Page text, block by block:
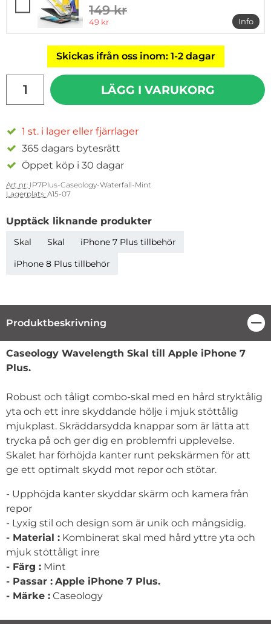
tidigare pris
149 kr
rea pris
49 kr
Info
mer
Skickas ifrån oss inom: 1-2 dagar
LÄGG I VARUKORG
1 st. i lager eller fjärrlager
365 dagars bytesrätt
Öppet köp i 30 dagar
Art nr: IP7Plus-Caseology-Waterfall-Mint
Lagerplats: A15-07
Upptäck liknande produkter
Skal Skal
iPhone 7 Plus tillbehör
iPhone 8 Plus tillbehör
Produktbeskrivning
Produktbeskrivning
Caseology Wavelength Skal till Apple iPhone 7
Plus.
Robust och tåligt combo-skal med en hård stryktålig
yta och ett inre skyddande hölje i mjuk stöttålig
mjukplast. Skräddarsydda knappar som är lätta att
trycka på och ger dig en problemfri upplevelse.
Skalet har förhöjda kanter runt pekskärmen för att
ge ett optimalt skydd mot repor och stötar.
- Upphöjda kanter skyddar skärm och kamera från
repor
- Lyxig stil och design som är unik och mångsidig.
- Material : Kombinerat skal med hård yttre yta och
mjuk stöttåligt inre
- Färg : Mint
- Passar : Apple iPhone 7 Plus.
- Märke : Caseology